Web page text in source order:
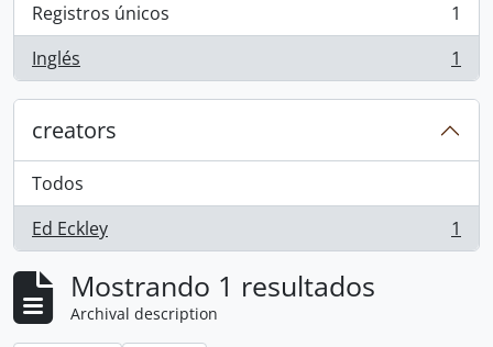
Registros únicos
, 1 resultados
1
Inglés
, 1 resultados 1
creators
Todos
Ed Eckley
, 1 resultados 1
Mostrando 1 resultados
Archival description